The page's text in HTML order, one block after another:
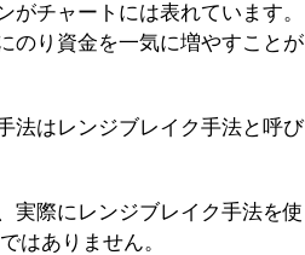
チャートには表れています。
のり資金を一気に増やすことが
法はレンジブレイク手法と呼び
実際にレンジブレイク手法を使
はありません。